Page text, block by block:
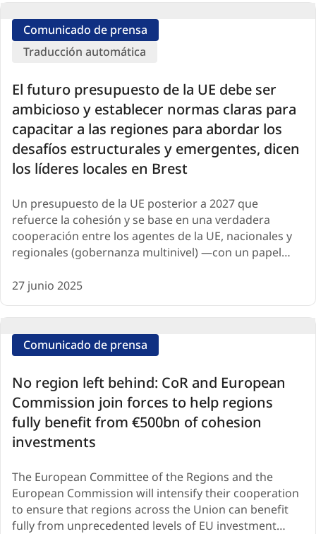
El futuro presupuesto de la UE debe ser
ambicioso y establecer normas claras para
capacitar a las regiones para abordar los
desafíos estructurales y emergentes, dicen
los líderes locales en Brest
Un presupuesto de la UE posterior a 2027 que
refuerce la cohesión y se base en una verdadera
cooperación entre los agentes de la UE, nacionales y
regionales (gobernanza multinivel) —con un papel…
Comunicado de prensa
Traducción automática
27 junio 2025
No region left behind: CoR and European
Commission join forces to help regions
fully benefit from €500bn of cohesion
investments
The European Committee of the Regions and the
European Commission will intensify their cooperation
to ensure that regions across the Union can benefit
fully from unprecedented levels of EU investment…
Comunicado de prensa